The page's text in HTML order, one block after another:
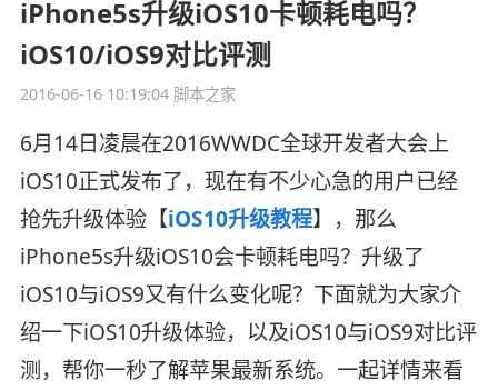
iPhone5s升级iOS10卡顿耗电吗？
iOS10/iOS9对比评测
2016-06-16 10:19:04脚本之家
6月14日凌晨在2016WWDC全球开发者大会上
iOS10正式发布了，现在有不少心急的用户已经
抢先升级体验【iOS10升级教程】，那么
iPhone5s升级iOS10会卡顿耗电吗？升级了
iOS10与iOS9又有什么变化呢？下面就为大家介
绍一下iOS10升级体验，以及iOS10与iOS9对比评
测，帮你一秒了解苹果最新系统。一起详情来看